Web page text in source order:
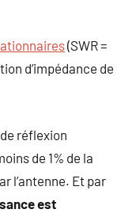
(SWR =
d’impédance de
réflexion
de 1% de la
l’antenne. Et par
est